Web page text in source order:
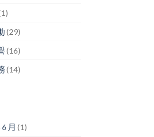
(29)
(16)
(14)
月 (1)